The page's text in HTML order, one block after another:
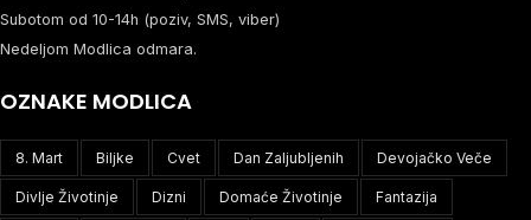
Subotom od 10-14h (poziv, SMS, viber)
Nedeljom Modlica odmara.
OZNAKE MODLICA
8. Mart Biljke Cvet Dan Zaljubljenih Devojačko Veče
Divlje Životinje Dizni Domaće Životinje Fantazija